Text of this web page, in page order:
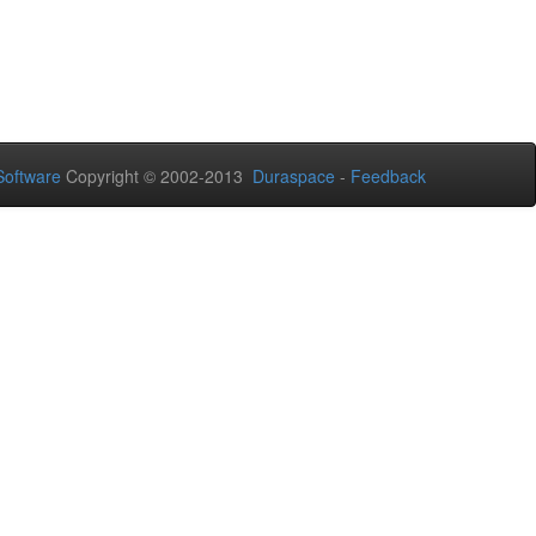
Copyright © 2002-2013 Duraspace - Feedback